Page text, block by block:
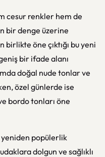
cesur renkler hem de
bir denge üzerine
öne çıktığı bu yeni
bir ifade alanı
doğal nude tonlar ve
özel günlerde ise
bordo tonları öne
yeniden popülerlik
dolgun ve sağlıklı